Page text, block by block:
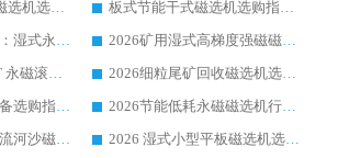
高回收率湿式选矿磁选机选购指南 业内口碑磁电设备生产厂家实力解析
板式节能干式磁选机选购指南，源头生产厂家华体会手机网页版-华体会(中国) 综合实力可观
2026 钛矿选矿优选：湿式永磁筒式磁选机源头厂家华体会手机网页版-华体会(中国) 综合解析
2026矿用湿式高梯度强磁磁选机选购指南，临朐靠谱磁电生产厂家华体会手机网页版-华体会(中国) 详解
2026 半磁耐磨 RCT 永磁滚筒选购指南，临朐源头生产厂家华体会手机网页版-华体会(中国) 实测分享
2026细粒尾矿回收磁选机选购指南 产业集群优质生产厂家华体会手机网页版-华体会(中国) 解析
2026 石英砂提纯设备选购指南：华体会手机网页版-华体会(中国) 提纯磁选机厂家综合解读
2026节能低耗永磁磁选机行业优选标杆 临朐华体会手机网页版-华体会(中国) 专业生产厂家
2026 耐磨低耗半逆流河沙磁选机选购指南 临朐产业集群源头厂华体会手机网页版-华体会(中国) 详细解析
2026 湿式小型平板磁选机选矿适配设备 临朐华体会手机网页版-华体会(中国) 实体生产厂家直供